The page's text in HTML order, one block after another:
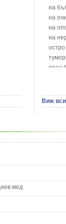
Брей
Брош
Бял
Бял
Бяла
на
на
на
на
през
на
Виж
мед